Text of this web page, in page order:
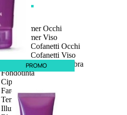
MAKE UP
Base/ Primer Occhi
Base/ Primer Viso
Palette E Cofanetti Occhi
Palette E Cofanetti Viso
Palette E Cofanetti Labbra
Fondotinta
Cipria
Fard/Blush
Terre Abbronzanti
Illuminante Viso
PROMO